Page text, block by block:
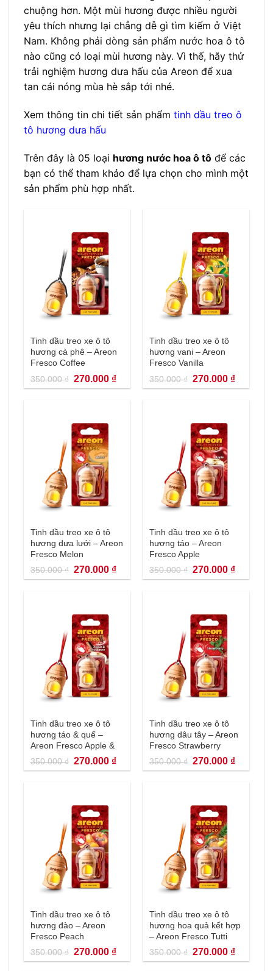
chuộng hơn. Một mùi hương được nhiều người
yêu thích nhưng lại chẳng dễ gì tìm kiếm ở Việt
Nam. Không phải dòng sản phẩm nước hoa ô tô
nào cũng có loại mùi hương này. Vì thế, hãy thử
trải nghiệm hương dưa hấu của Areon để xua
tan cái nóng mùa hè sắp tới nhé.
Xem thông tin chi tiết sản phẩm tinh dầu treo ô
tô hương dưa hấu
Trên đây là 05 loại hương nước hoa ô tô để các
bạn có thể tham khảo để lựa chọn cho mình một
sản phẩm phù hợp nhất.
Tinh dầu treo xe ô tô
hương cà phê – Areon
Fresco Coffee
350.000₫ Giá
gốc
là:
270.000 ₫Giá
hiện
tại
Tinh dầu treo xe ô tô
hương vani – Areon
Fresco Vanilla
350.000₫ Giá
gốc
là:
270.000 ₫Giá
hiện
tại
Tinh dầu treo xe ô tô
hương dưa lưới – Areon
Fresco Melon
350.000₫ Giá
gốc
là:
270.000 ₫Giá
hiện
tại
Tinh dầu treo xe ô tô
hương táo – Areon
Fresco Apple
350.000₫ Giá
gốc
là:
270.000 ₫Giá
hiện
tại
Tinh dầu treo xe ô tô
hương táo & quế –
Areon Fresco Apple &
Cinnamon
350.000₫ Giá
gốc
là:
270.000 ₫Giá
hiện
tại
Tinh dầu treo xe ô tô
hương dâu tây – Areon
Fresco Strawberry
350.000₫ Giá
gốc
là:
270.000 ₫Giá
hiện
tại
Tinh dầu treo xe ô tô
hương đào – Areon
Fresco Peach
350.000₫ Giá
gốc
là:
270.000 ₫Giá
hiện
tại
Tinh dầu treo xe ô tô
hương hoa quả kết hợp
– Areon Fresco Tutti
Frutti
350.000₫ Giá
gốc
là:
270.000 ₫Giá
hiện
tại